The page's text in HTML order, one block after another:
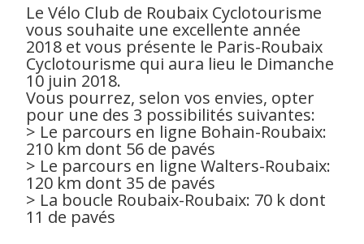
Le Vélo Club de Roubaix Cyclotourisme
vous souhaite une excellente année
2018 et vous présente le Paris-Roubaix
Cyclotourisme qui aura lieu le Dimanche
10 juin 2018.
Vous pourrez, selon vos envies, opter
pour une des 3 possibilités suivantes:
> Le parcours en ligne Bohain-Roubaix:
210 km dont 56 de pavés
> Le parcours en ligne Walters-Roubaix:
120 km dont 35 de pavés
> La boucle Roubaix-Roubaix: 70 k dont
11 de pavés